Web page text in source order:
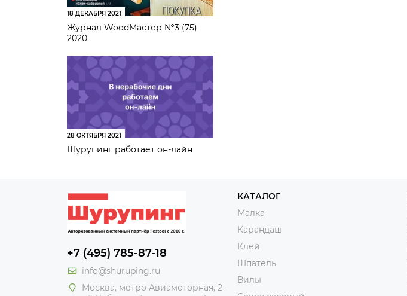
18 ДЕКАБРЯ 2021
Журнал WoodМастер №3 (75)
2020
28 ОКТЯБРЯ 2021
Шурупинг работает он-лайн
+7 (495) 785-87-18
info@shuruping.ru
Москва, метро Авиамоторная, 2-
КАТАЛОГ
Малка
Карандаш
Клей
Шпатель
Вилы